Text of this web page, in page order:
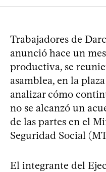
Trabajadores de
anunció hace un
productiva, se
asamblea, en la
analizar cómo
no se alcanzó un
de las partes en el
Seguridad Social
El integrante del